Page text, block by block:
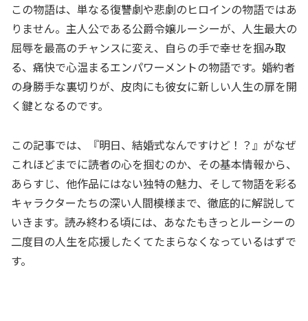
この物語は、単なる復讐劇や悲劇のヒロインの物語ではあ
りません。主人公である公爵令嬢ルーシーが、人生最大の
屈辱を最高のチャンスに変え、自らの手で幸せを掴み取
る、痛快で心温まるエンパワーメントの物語です。婚約者
の身勝手な裏切りが、皮肉にも彼女に新しい人生の扉を開
く鍵となるのです。
この記事では、『明日、結婚式なんですけど！？』がなぜ
これほどまでに読者の心を掴むのか、その基本情報から、
あらすじ、他作品にはない独特の魅力、そして物語を彩る
キャラクターたちの深い人間模様まで、徹底的に解説して
いきます。読み終わる頃には、あなたもきっとルーシーの
二度目の人生を応援したくてたまらなくなっているはずで
す。